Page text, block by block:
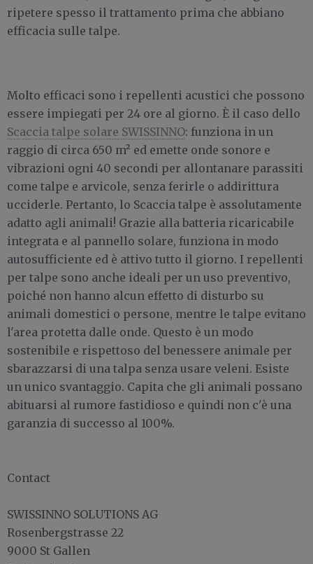
ripetere spesso il trattamento prima che abbiano
efficacia sulle talpe.
Molto efficaci sono i repellenti acustici che possono
essere impiegati per 24 ore al giorno. È il caso dello
Scaccia talpe solare SWISSINNO: funziona in un
raggio di circa 650 m² ed emette onde sonore e
vibrazioni ogni 40 secondi per allontanare parassiti
come talpe e arvicole, senza ferirle o addirittura
ucciderle. Pertanto, lo Scaccia talpe è assolutamente
adatto agli animali! Grazie alla batteria ricaricabile
integrata e al pannello solare, funziona in modo
autosufficiente ed è attivo tutto il giorno. I repellenti
per talpe sono anche ideali per un uso preventivo,
poiché non hanno alcun effetto di disturbo su
animali domestici o persone, mentre le talpe evitano
l'area protetta dalle onde. Questo è un modo
sostenibile e rispettoso del benessere animale per
sbarazzarsi di una talpa senza usare veleni. Esiste
un unico svantaggio. Capita che gli animali possano
abituarsi al rumore fastidioso e quindi non c'è una
garanzia di successo al 100%.
Contact
SWISSINNO SOLUTIONS AG
Rosenbergstrasse 22
9000 St Gallen